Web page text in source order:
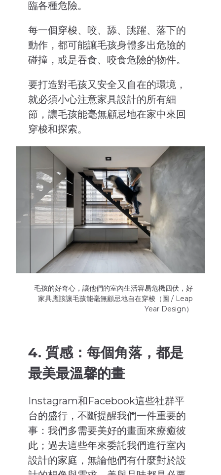
臨各種危險。
每一個穿梭、咬、舔、跳躍、落下的
動作，都可能讓毛孩身體多出危險的
碰撞，或是吞食、咬食危險的物件。
要打造對毛孩又安全又自在的環境，
就必須小心注意家具設計的所有細
節，讓毛孩能毫無顧忌地在家中來回
穿梭和探索。
毛孩的好奇心，讓他們的室內生活容易危機四伏，好
家具應該讓毛孩能毫無顧忌地自在穿梭（圖 / Leap
Year Design）
4. 質感：每個角落，都是
最美最溫馨的畫
Instagram和Facebook這些社群平
台的盛行，不斷提醒我們一件重要的
事：我們多需要美好的畫面來療癒彼
此；過去這些年來委託我們進行室內
設計的家庭，無論他們有什麼對於設